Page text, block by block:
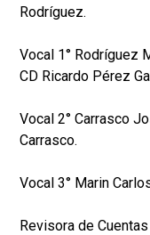
Rodríguez.
Vocal 1° Rodríguez
CD Ricardo Pérez
Vocal 2° Carrasco
Carrasco.
Vocal 3° Marin
Revisora de